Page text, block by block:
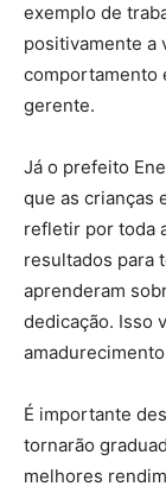
exemplo de
positivamente a
comportamento
gerente.
Já o prefeito
que as crianças
refletir por toda
resultados para
aprenderam
dedicação. Isso
É importante
tornarão
melhores